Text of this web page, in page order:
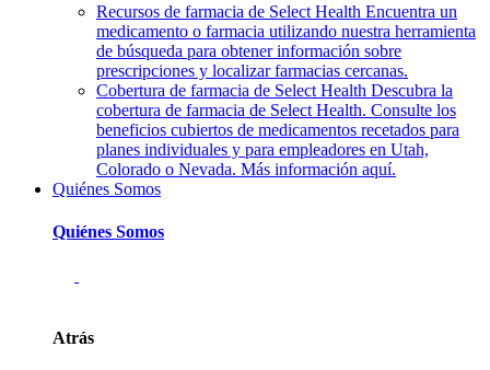
Recursos de farmacia de Select Health Encuentra un
medicamento o farmacia utilizando nuestra herramienta
de búsqueda para obtener información sobre
prescripciones y localizar farmacias cercanas.
Cobertura de farmacia de Select Health Descubra la
cobertura de farmacia de Select Health. Consulte los
beneficios cubiertos de medicamentos recetados para
planes individuales y para empleadores en Utah,
Colorado o Nevada. Más información aquí.
Quiénes Somos
Quiénes Somos
Atrás